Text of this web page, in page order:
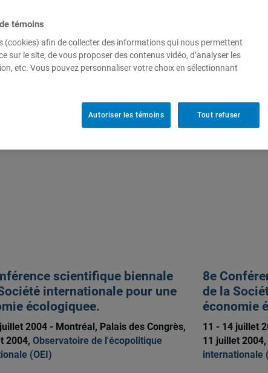
pages.
scientifique biennale
internationale pour une
écologiquee.
2004 - Montréal, Palais des Congrès,
2004, Observatoire de l'écopolitique
(OEI)
8e
de la
économie
11 - 14 juillet
11 juillet 2004,
internationale
témoins
(cookies) afin de collecter des informations qui nous permettent
sur le site, de vous proposer des contenus vidéo, d’analyser les
etc. Vous pouvez personnaliser votre choix en sélectionnant
Tout refuser
Autoriser les témoins